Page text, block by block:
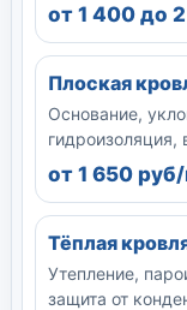
от 1 400 до
Плоская
Основание,
от 1 650
Тёплая
Утепление,
защита от